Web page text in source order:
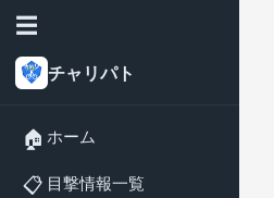
☰
チャリパト
🏠 ホーム
📋 目撃情報一覧